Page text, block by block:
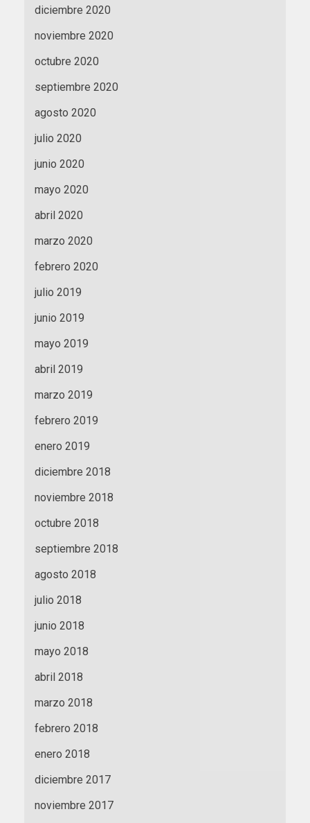
diciembre 2020
noviembre 2020
octubre 2020
septiembre 2020
agosto 2020
julio 2020
junio 2020
mayo 2020
abril 2020
marzo 2020
febrero 2020
julio 2019
junio 2019
mayo 2019
abril 2019
marzo 2019
febrero 2019
enero 2019
diciembre 2018
noviembre 2018
octubre 2018
septiembre 2018
agosto 2018
julio 2018
junio 2018
mayo 2018
abril 2018
marzo 2018
febrero 2018
enero 2018
diciembre 2017
noviembre 2017